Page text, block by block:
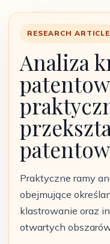
RESEARCH ARTICLE
Analiza
Praktyczne ramy
obejmujące
klastrowanie oraz
otwartych